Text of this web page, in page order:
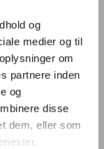
og
medier og til
om
partnere inden
og
disse
dem, eller som